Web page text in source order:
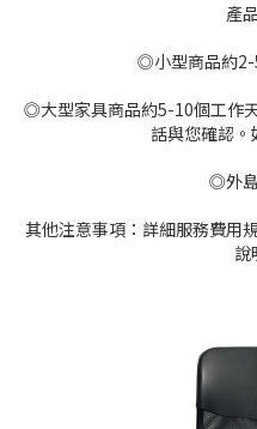
產
◎小型商品約2-
◎大型家具商品約5-10個工作
話與您確認。
◎外
其他注意事項：詳細服務費用
說